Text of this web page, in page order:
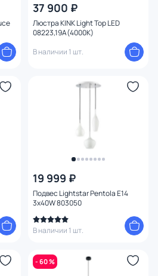
37 900 ₽
Люстра KINK Light Тор LED
08223,19A(4000K)
В наличии 1 шт.
19 999 ₽
Подвес Lightstar Pentola E14
3x40W 803050
В наличии 1 шт.
- 60 %